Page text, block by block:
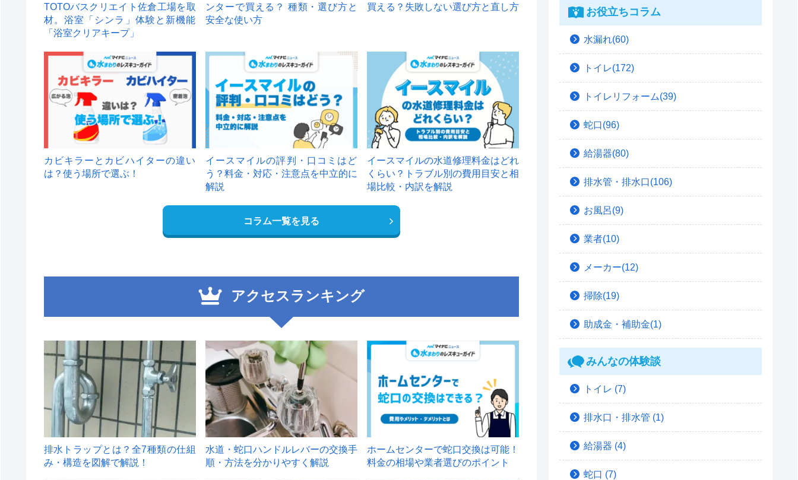
TOTOバスクリエイト佐倉工場を取
材。浴室「シンラ」体験と新機能
「浴室クリアキープ」
ンターで買える？ 種類・選び方と
安全な使い方
買える？失敗しない選び方と直し方
カビキラーとカビハイターの違い
は？使う場所で選ぶ！
イースマイルの評判・口コミはど
う？料金・対応・注意点を中立的に
解説
イースマイルの水道修理料金はどれ
くらい？トラブル別の費用目安と相
場比較・内訳を解説
コラム一覧を見る
アクセスランキング
1
排水トラップとは？全7種類の仕組
み・構造を図解で解説！
2
水道・蛇口ハンドルレバーの交換手
順・方法を分かりやすく解説
ホームセンターで蛇口交換は可能！
料金の相場や業者選びのポイント
お役立ちコラム
水漏れ(60)
トイレ(172)
トイレリフォーム(39)
蛇口(96)
給湯器(80)
排水管・排水口(106)
お風呂(9)
業者(10)
メーカー(12)
掃除(19)
助成金・補助金(1)
みんなの体験談
トイレ (7)
排水口・排水管 (1)
給湯器 (4)
蛇口 (7)